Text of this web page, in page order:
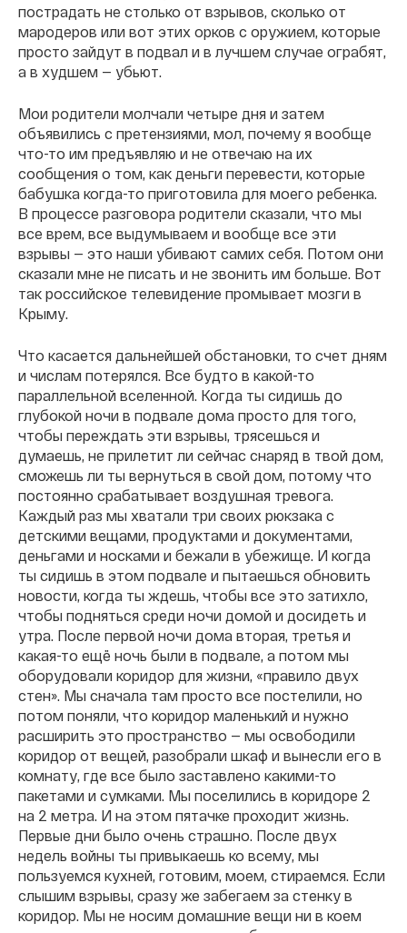
пострадать не столько от взрывов, сколько от
мародеров или вот этих орков с оружием, которые
просто зайдут в подвал и в лучшем случае ограбят,
а в худшем — убьют.
Мои родители молчали четыре дня и затем
объявились с претензиями, мол, почему я вообще
что-то им предъявляю и не отвечаю на их
сообщения о том, как деньги перевести, которые
бабушка когда-то приготовила для моего ребенка.
В процессе разговора родители сказали, что мы
все врем, все выдумываем и вообще все эти
взрывы — это наши убивают самих себя. Потом они
сказали мне не писать и не звонить им больше. Вот
так российское телевидение промывает мозги в
Крыму.
Что касается дальнейшей обстановки, то счет дням
и числам потерялся. Все будто в какой-то
параллельной вселенной. Когда ты сидишь до
глубокой ночи в подвале дома просто для того,
чтобы переждать эти взрывы, трясешься и
думаешь, не прилетит ли сейчас снаряд в твой дом,
сможешь ли ты вернуться в свой дом, потому что
постоянно срабатывает воздушная тревога.
Каждый раз мы хватали три своих рюкзака с
детскими вещами, продуктами и документами,
деньгами и носками и бежали в убежище. И когда
ты сидишь в этом подвале и пытаешься обновить
новости, когда ты ждешь, чтобы все это затихло,
чтобы подняться среди ночи домой и досидеть и
утра. После первой ночи дома вторая, третья и
какая-то ещё ночь были в подвале, а потом мы
оборудовали коридор для жизни, «правило двух
стен». Мы сначала там просто все постелили, но
потом поняли, что коридор маленький и нужно
расширить это пространство — мы освободили
коридор от вещей, разобрали шкаф и вынесли его в
комнату, где все было заставлено какими-то
пакетами и сумками. Мы поселились в коридоре 2
на 2 метра. И на этом пятачке проходит жизнь.
Первые дни было очень страшно. После двух
недель войны ты привыкаешь ко всему, мы
пользуемся кухней, готовим, моем, стираемся. Если
слышим взрывы, сразу же забегаем за стенку в
коридор. Мы не носим домашние вещи ни в коем